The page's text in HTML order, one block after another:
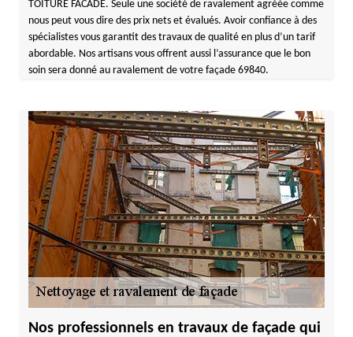
TOITURE FACADE. Seule une société de ravalement agréée comme
nous peut vous dire des prix nets et évalués. Avoir confiance à des
spécialistes vous garantit des travaux de qualité en plus d’un tarif
abordable. Nos artisans vous offrent aussi l’assurance que le bon
soin sera donné au ravalement de votre façade 69840.
Nos professionnels en travaux de façade qui